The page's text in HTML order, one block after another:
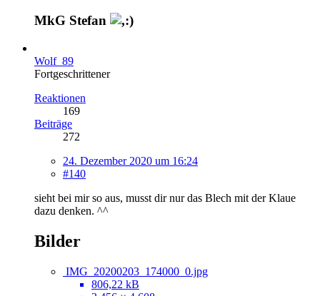
MkG Stefan
Wolf_89
Fortgeschrittener
Reaktionen
169
Beiträge
272
24. Dezember 2020 um 16:24
#140
sieht bei mir so aus, musst dir nur das Blech mit der Klaue
dazu denken. ^^
Bilder
IMG_20200203_174000_0.jpg
806,22 kB